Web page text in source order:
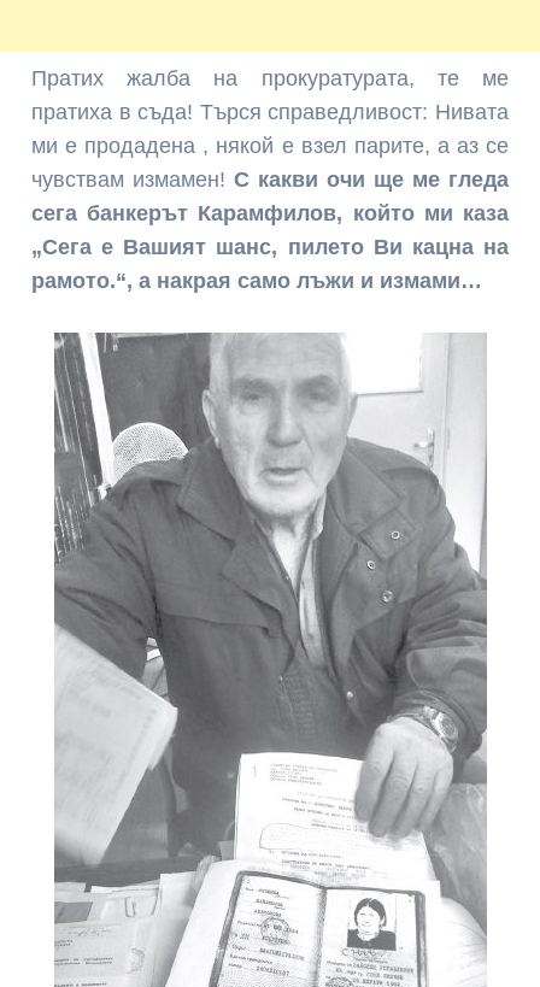
Пратих жалба на прокуратурата, те ме
пратиха в съда! Търся справедливост: Нивата
ми е продадена , някой е взел парите, а аз се
чувствам измамен!С какви очи ще ме гледа
сега банкерът Карамфилов, който ми каза
„Сега е Вашият шанс, пилето Ви кацна на
рамото.“, а накрая само лъжи и измами…